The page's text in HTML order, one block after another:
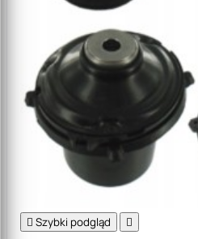
 Szybki podgląd 